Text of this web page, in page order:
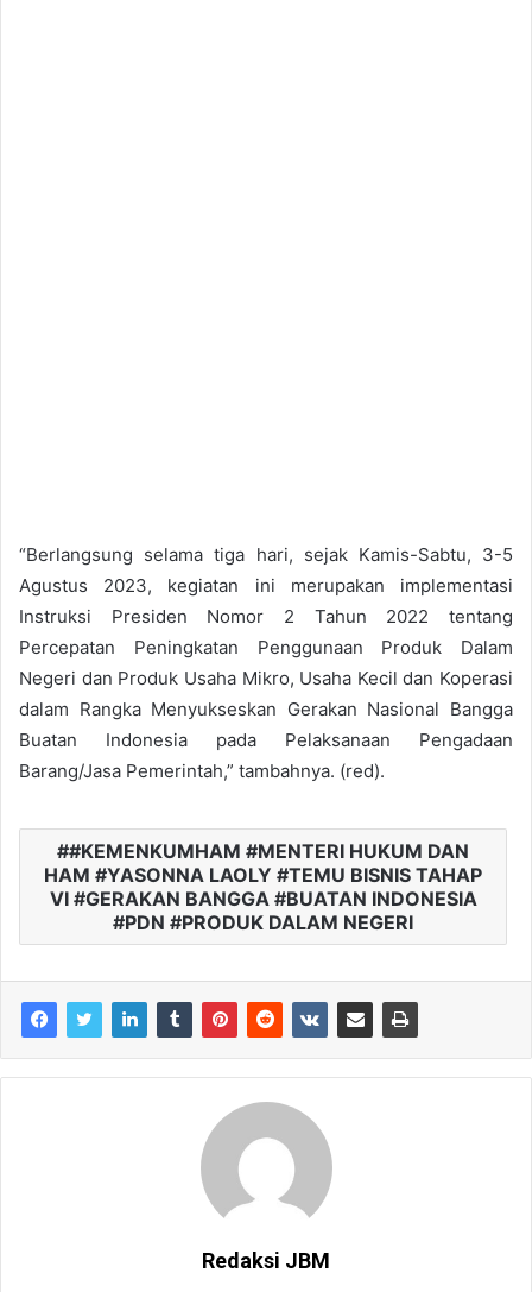
“Berlangsung selama tiga hari, sejak Kamis-Sabtu, 3-5
Agustus 2023, kegiatan ini merupakan implementasi
Instruksi Presiden Nomor 2 Tahun 2022 tentang
Percepatan Peningkatan Penggunaan Produk Dalam
Negeri dan Produk Usaha Mikro, Usaha Kecil dan Koperasi
dalam Rangka Menyukseskan Gerakan Nasional Bangga
Buatan Indonesia pada Pelaksanaan Pengadaan
Barang/Jasa Pemerintah,” tambahnya. (red).
#KEMENKUMHAM #MENTERI HUKUM DAN
HAM #YASONNA LAOLY #TEMU BISNIS TAHAP
VI #GERAKAN BANGGA #BUATAN INDONESIA
#PDN #PRODUK DALAM NEGERI
Redaksi JBM